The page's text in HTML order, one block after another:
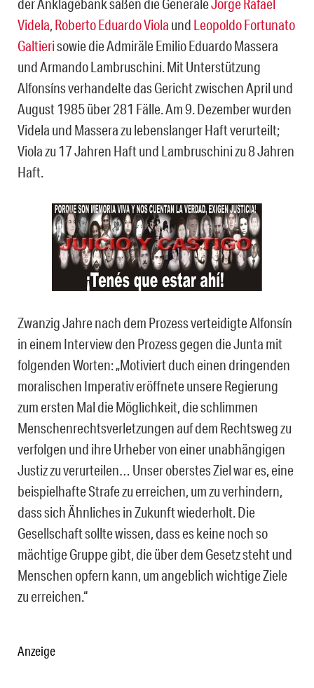
der Anklagebank saßen die GeneräleJorge Rafael
Videla, Roberto Eduardo Viola und Leopoldo Fortunato
Galtierisowie die Admiräle Emilio Eduardo Massera
und Armando Lambruschini. Mit Unterstützung
Alfonsíns verhandelte das Gericht zwischen April und
August 1985 über 281 Fälle. Am 9. Dezember wurden
Videla und Massera zu lebenslanger Haft verurteilt;
Viola zu 17 Jahren Haft und Lambruschini zu 8 Jahren
Haft.
Zwanzig Jahre nach dem Prozess verteidigte Alfonsín
in einem Interview den Prozess gegen die Junta mit
folgenden Worten: „Motiviert duch einen dringenden
moralischen Imperativ eröffnete unsere Regierung
zum ersten Mal die Möglichkeit, die schlimmen
Menschenrechtsverletzungen auf dem Rechtsweg zu
verfolgen und ihre Urheber von einer unabhängigen
Justiz zu verurteilen… Unser oberstes Ziel war es, eine
beispielhafte Strafe zu erreichen, um zu verhindern,
dass sich Ähnliches in Zukunft wiederholt. Die
Gesellschaft sollte wissen, dass es keine noch so
mächtige Gruppe gibt, die über dem Gesetz steht und
Menschen opfern kann, um angeblich wichtige Ziele
zu erreichen.“
Anzeige